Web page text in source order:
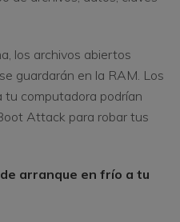
los archivos abiertos
guardarán en la RAM. Los
tu computadora podrían
Attack para robar tus
arranque en frío a tu